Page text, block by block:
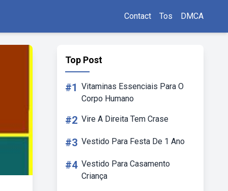
Contact Tos DMCA
Top Post
#1 Vitaminas Essenciais Para O
Corpo Humano
#2 Vire A Direita Tem Crase
#3 Vestido Para Festa De 1 Ano
#4 Vestido Para Casamento
Criança